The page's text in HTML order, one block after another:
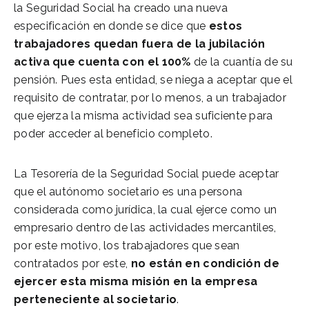
la Seguridad Social ha creado una nueva
especificación en donde se dice que estos
trabajadores quedan fuera de la jubilación
activa que cuenta con el 100% de la cuantía de su
pensión. Pues esta entidad, se niega a aceptar que el
requisito de contratar, por lo menos, a un trabajador
que ejerza la misma actividad sea suficiente para
poder acceder al beneficio completo.
La Tesorería de la Seguridad Social puede aceptar
que el autónomo societario es una persona
considerada como jurídica, la cual ejerce como un
empresario dentro de las actividades mercantiles,
por este motivo, los trabajadores que sean
contratados por este, no están en condición de
ejercer esta misma misión en la empresa
perteneciente al societario.